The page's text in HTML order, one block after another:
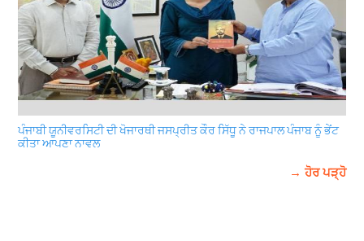
ਪੰਜਾਬੀ ਯੂਨੀਵਰਸਿਟੀ ਦੀ ਖੋਜਾਰਥੀ ਜਸਪ੍ਰੀਤ ਕੌਰ ਸਿੱਧੂ ਨੇ ਰਾਜਪਾਲ ਪੰਜਾਬ ਨੂੰ ਭੇਂਟ
ਕੀਤਾ ਆਪਣਾ ਨਾਵਲ
→ ਹੋਰ ਪੜ੍ਹੋ